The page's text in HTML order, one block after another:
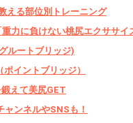
える部位別トレーニング
力に負けない桃尻エクササイ
ルートブリッジ)
イントブリッジ）
えて美尻GET
ンネルやSNSも！